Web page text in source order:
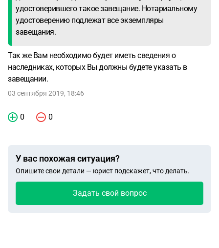
удостоверившего такое завещание. Нотариальному
удостоверению подлежат все экземпляры
завещания.
Так же Вам необходимо будет иметь сведения о
наследниках, которых Вы должны будете указать в
завещании.
03 сентября 2019, 18:46
0 0
У вас похожая ситуация?
Опишите свои детали — юрист подскажет, что делать.
Задать свой вопрос